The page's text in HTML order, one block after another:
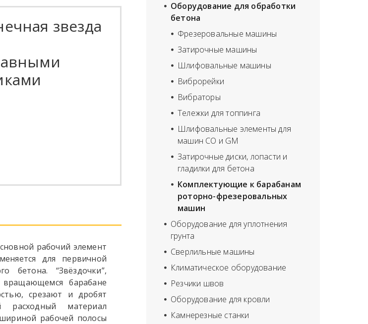
звезда
рабочий элемент
для первичной
бетона. “Звёздочки”,
барабане
срезают и дробят
расходный материал
рабочей полосы
Оборудование для обработки
бетона
Фрезеровальные машины
Затирочные машины
Шлифовальные машины
Виброрейки
Вибраторы
Тележки для топпинга
Шлифовальные элементы для
машин СО и GM
Затирочные диски, лопасти и
гладилки для бетона
Комплектующие к барабанам
роторно-фрезеровальных
машин
Оборудование для уплотнения
грунта
Сверлильные машины
Климатическое оборудование
Резчики швов
Оборудование для кровли
Камнерезные станки